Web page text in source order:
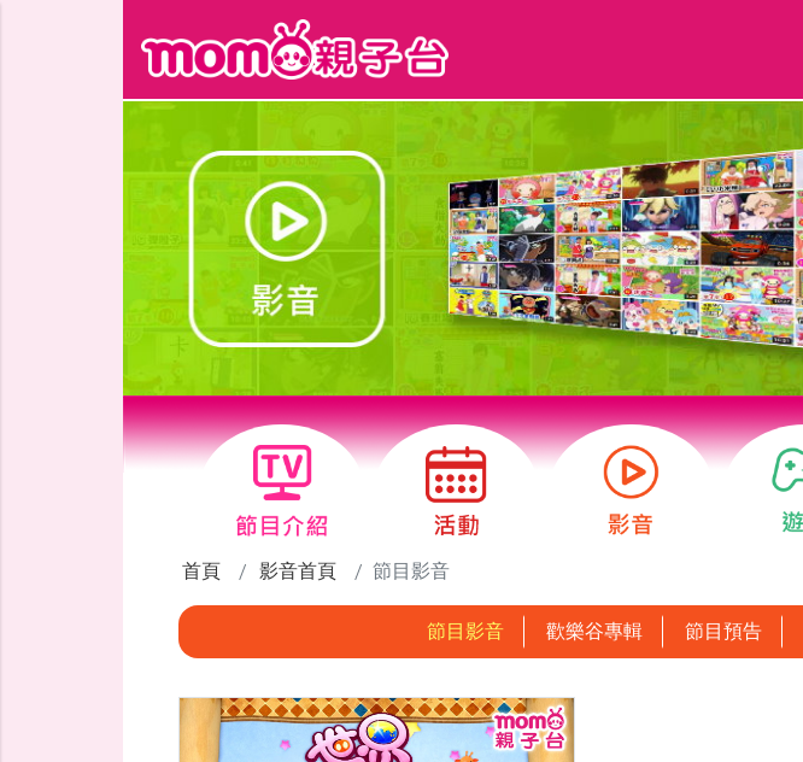
首頁 影音首頁 節目影音
節目影音 歡樂谷專輯 節目預告